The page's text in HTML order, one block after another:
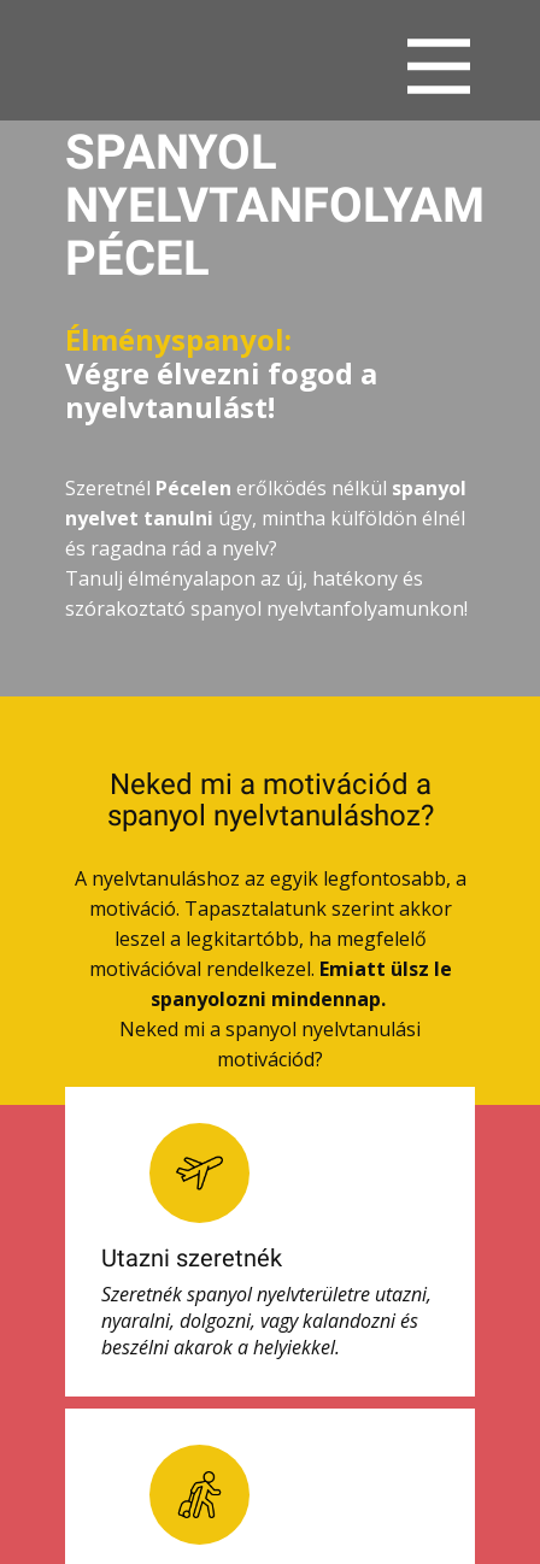
SPANYOL
NYELVTANFOLYAM
PÉCEL
Élményspanyol:
Végre élvezni fogod a
nyelvtanulást!
Szeretnél Pécelen erőlködés nélkül spanyol
nyelvet tanulni úgy, mintha külföldön élnél
és ragadna rád a nyelv?
Tanulj élményalapon az új, hatékony és
szórakoztató spanyol nyelvtanfolyamunkon!
Neked mi a motivációd a
spanyol nyelvtanuláshoz?
A nyelvtanuláshoz az egyik legfontosabb, a
motiváció. Tapasztalatunk szerint akkor
leszel a legkitartóbb, ha megfelelő
motivációval rendelkezel. Emiatt ülsz le
spanyolozni mindennap.
Neked mi a spanyol nyelvtanulási
motivációd?
Utazni szeretnék
Szeretnék spanyol nyelvterületre utazni,
nyaralni, dolgozni, vagy kalandozni és
beszélni akarok a helyiekkel.